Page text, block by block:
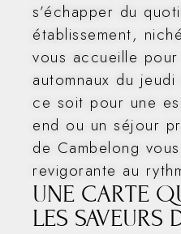
s’échapper du
établissement,
vous accueille
automnaux du
ce soit pour une
end ou un séjour
de Cambelong
revigorante au
UNE CARTE
LES SAVEURS